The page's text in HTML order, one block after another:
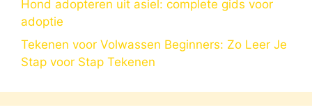
Hond adopteren uit asiel: complete gids voor
adoptie
Tekenen voor Volwassen Beginners: Zo Leer Je
Stap voor Stap Tekenen